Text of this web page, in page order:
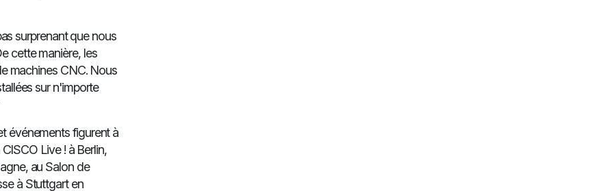
surprenant que nous
cette manière, les
machines CNC. Nous
sur n'importe
événements figurent à
Live ! à Berlin,
au Salon de
à Stuttgart en